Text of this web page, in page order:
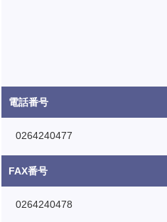
電話番号
0264240477
FAX番号
0264240478